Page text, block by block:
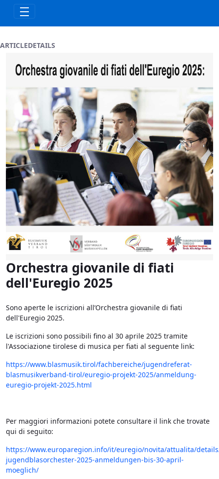
Skip to Main Content
ARTICLEDETAILS
Orchestra giovanile di fiati
dell'Euregio 2025
Sono aperte le iscrizioni all’Orchestra giovanile di fiati
dell'Euregio 2025.
Le iscrizioni sono possibili fino al 30 aprile 2025 tramite
l'Associazione tirolese di musica per fiati al seguente link:
https://www.blasmusik.tirol/fachbereiche/jugendreferat-
blasmusikverband-tirol/euregio-projekt-2025/anmeldung-
euregio-projekt-2025.html
Per maggiori informazioni potete consultare il link che trovate
qui di seguito:
https://www.europaregion.info/it/euregio/novita/attualita/
jugendblasorchester-2025-anmeldungen-bis-30-april-
moeglich/